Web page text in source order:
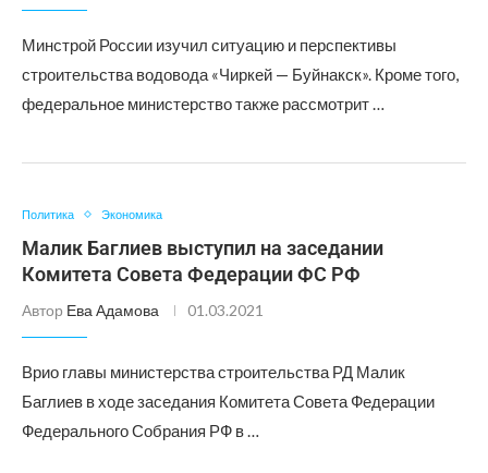
Минстрой России изучил ситуацию и перспективы
строительства водовода «Чиркей — Буйнакск». Кроме того,
федеральное министерство также рассмотрит …
Политика Экономика
Малик Баглиев выступил на заседании
Комитета Совета Федерации ФС РФ
Автор Ева Адамова 01.03.2021
Врио главы министерства строительства РД Малик
Баглиев в ходе заседания Комитета Совета Федерации
Федерального Собрания РФ в …